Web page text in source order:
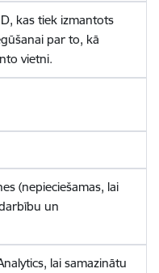
kas tiek izmantots
par to, kā
vietni.
(nepieciešamas, lai
un
lai samazinātu